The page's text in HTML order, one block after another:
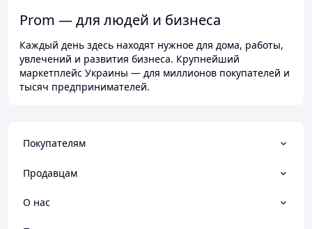
Prom — для людей и бизнеса
Каждый день здесь находят нужное для дома, работы,
увлечений и развития бизнеса. Крупнейший
маркетплейс Украины — для миллионов покупателей и
тысяч предпринимателей.
Покупателям
Продавцам
О нас